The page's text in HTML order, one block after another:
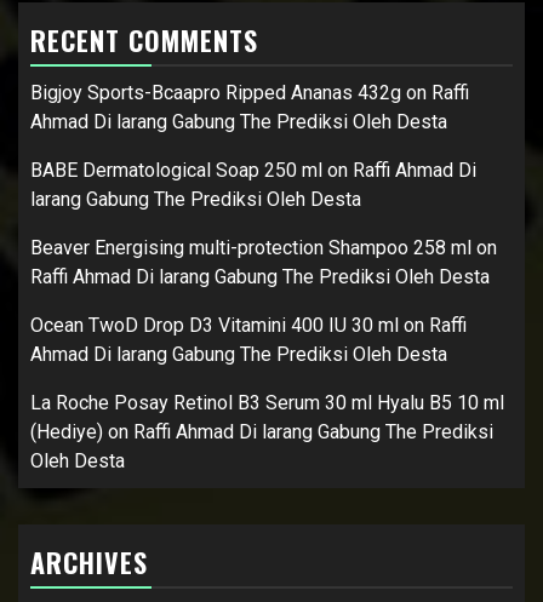
RECENT COMMENTS
Bigjoy Sports-Bcaapro Ripped Ananas 432g on Raffi
Ahmad Di larang Gabung The Prediksi Oleh Desta
BABE Dermatological Soap 250 ml on Raffi Ahmad Di
larang Gabung The Prediksi Oleh Desta
Beaver Energising multi-protection Shampoo 258 ml on
Raffi Ahmad Di larang Gabung The Prediksi Oleh Desta
Ocean TwoD Drop D3 Vitamini 400 IU 30 ml on Raffi
Ahmad Di larang Gabung The Prediksi Oleh Desta
La Roche Posay Retinol B3 Serum 30 ml Hyalu B5 10 ml
(Hediye) on Raffi Ahmad Di larang Gabung The Prediksi
Oleh Desta
ARCHIVES